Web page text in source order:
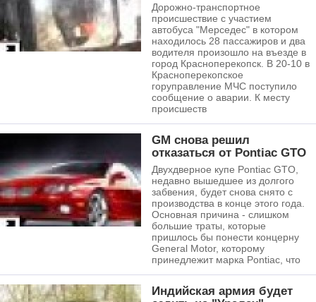
Дорожно-транспортное
происшествие с участием
автобуса "Мерседес" в котором
находилось 28 пассажиров и два
водителя произошло на въезде в
город Красноперекопск. В 20-10 в
Красноперекопское
горуправление МЧС поступило
сообщение о аварии. К месту
происшеств
GM снова решил
отказаться от Pontiac GTO
Двухдверное купе Pontiac GTO,
недавно вышедшее из долгого
забвения, будет снова снято с
производства в конце этого года.
Основная причина - слишком
большие траты, которые
пришлось бы понести концерну
General Motor, которому
принедлежит марка Pontiac, что
Индийская армия будет